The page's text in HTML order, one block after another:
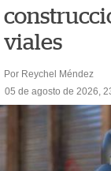
viales
Por Reychel Méndez
05 de agosto de 2026,